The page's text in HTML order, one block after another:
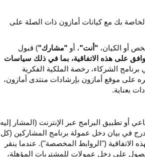
بك مع كيانات أمازون ذات الصلة على
أو الكيان، "أنت"، أو "مشارك") قبول
على هذه الاتفاقية، بما في ذلك سياسات
الشركاء، رخصة الملكية الفكرية
على موقع أمازون بإرشادات منتدى أمازون،
بعناية.
تطبيق البرامج عبر الإنترنت (المشار إليه
في بيان دخل عمولة برنامج المشاركين (كل
("الروابط المخصصة"). عندما ينقر
على دخل عمولات للمشتريات
المؤهلة،